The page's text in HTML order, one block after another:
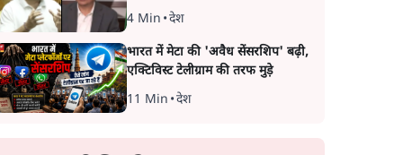
4 Min •देश
भारत में मेटा की 'अवैध सेंसरशिप' बढ़ी,
एक्टिविस्ट टेलीग्राम की तरफ मुड़े
11 Min •देश